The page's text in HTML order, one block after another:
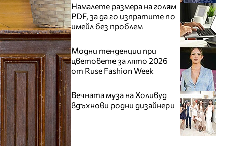
Намалете размера на голям
PDF, за да го изпратите по
имейл без проблем
Модни тенденции при
цветовете за лято 2026
от Ruse Fashion Week
Вечната муза на Холивуд
вдъхнови родни дизайнери